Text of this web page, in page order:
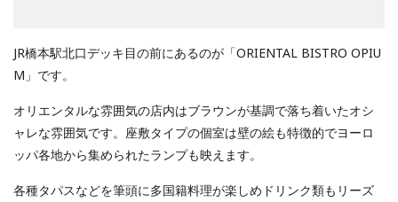
JR橋本駅北口デッキ目の前にあるのが「ORIENTAL BISTRO OPIU
M」です。
オリエンタルな雰囲気の店内はブラウンが基調で落ち着いたオシ
ャレな雰囲気です。座敷タイプの個室は壁の絵も特徴的でヨーロ
ッパ各地から集められたランプも映えます。
各種タパスなどを筆頭に多国籍料理が楽しめドリンク類もリーズ